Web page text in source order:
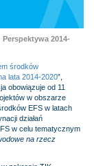
Perspektywa 2014-
środków
lata 2014-2020”,
obowiązuje od 11
w obszarze
EFS w latach
działań
w celu tematycznym
na rzecz